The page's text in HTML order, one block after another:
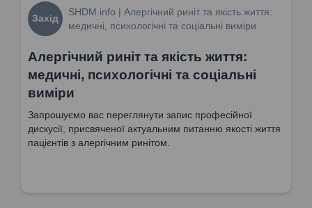
Захід
SHDM.info | Алергічний риніт та якість життя:
медичні, психологічні та соціальні виміри
Алергічний риніт та якість життя:
медичні, психологічні та соціальні
виміри
Запрошуємо вас переглянути запис професійної
дискусії, присвяченої актуальним питанню якості життя
пацієнтів з алергічним ринітом.